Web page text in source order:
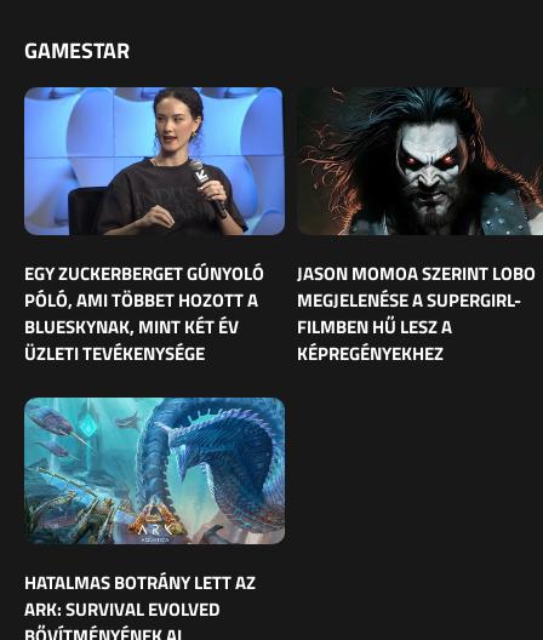
GAMESTAR
EGY ZUCKERBERGET GÚNYOLÓ
PÓLÓ, AMI TÖBBET HOZOTT A
BLUESKYNAK, MINT KÉT ÉV
ÜZLETI TEVÉKENYSÉGE
JASON MOMOA SZERINT LOBO
MEGJELENÉSE A SUPERGIRL-
FILMBEN HŰ LESZ A
KÉPREGÉNYEKHEZ
HATALMAS BOTRÁNY LETT AZ
ARK: SURVIVAL EVOLVED